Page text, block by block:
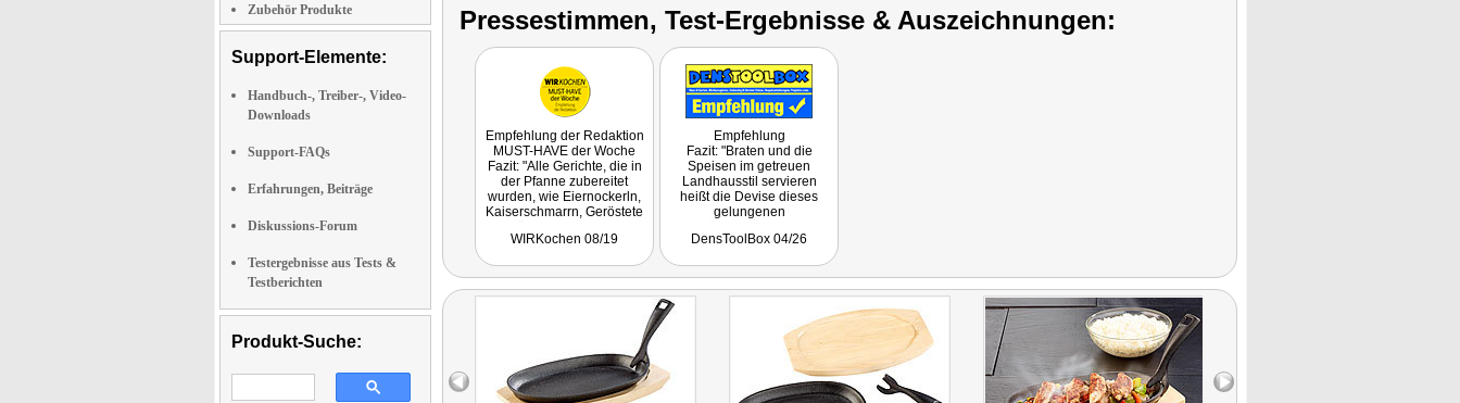
Zubehör Produkte
Support-Elemente:
Handbuch-, Treiber-, Video-
Downloads
Support-FAQs
Erfahrungen, Beiträge
Diskussions-Forum
Testergebnisse aus Tests &
Testberichten
Produkt-Suche:
Pressestimmen, Test-Ergebnisse & Auszeichnungen:
Empfehlung der Redaktion
MUST-HAVE der Woche
Fazit: "Alle Gerichte, die in
der Pfanne zubereitet
wurden, wie Eiernockerln,
Kaiserschmarrn, Geröstete
Eierschwammerl-Gröstl,
einfach nur Bratkartoffeln
Pfanne wirklich ideal ist. Die
Handumdrehen gemacht.
Variieren Sie Zutaten, die
gerade zuhause vorrätig
WIRKochen 08/19
Empfehlung
Fazit: "Braten und die
Speisen im getreuen
Landhausstil servieren
heißt die Devise dieses
gelungenen
Getestet wurde NC-2900.
DensToolBox 04/26